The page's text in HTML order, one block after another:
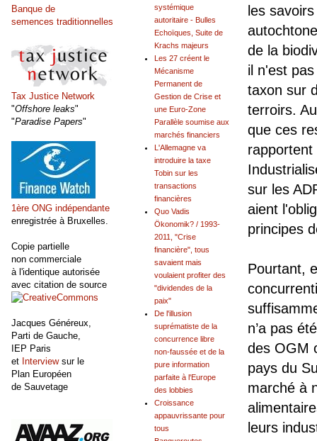
les
de la
il n'est
taxon sur
terroirs.
que ces
sur les
aient
principes
Pourtant,
n’a pas
des OGM
pays du
marché à
leurs
systémique
autoritaire - Bulles
Echoïques, Suite de
Krachs majeurs
Les 27 créent le
Mécanisme
Permanent de
Gestion de Crise et
une Euro-Zone
Parallèle soumise aux
marchés financiers
L'Allemagne va
introduire la taxe
Tobin sur les
transactions
financières
Quo Vadis
Ökonomik? / 1993-
2011, "Crise
financière", tous
savaient mais
voulaient profiter des
"dividendes de la
paix"
De l'illusion
suprématiste de la
concurrence libre
non-faussée et de la
pure information
parfaite à l'Europe
des lobbies
Croissance
appauvrissante pour
tous
Banque de
semences traditionnelles
Tax Justice Network
"Offshore leaks"
"Paradise Papers"
1ère ONG indépendante
enregistrée à Bruxelles.
Copie partielle
non commerciale
à l'identique autorisée
avec citation de source
Jacques Généreux,
Parti de Gauche,
IEP Paris
et Interviewsur le
Plan Européen
de Sauvetage